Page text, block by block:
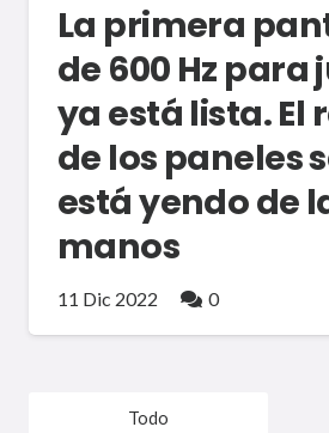
La primera
de 600 Hz para
ya está lista. El
de los paneles
está yendo de
manos
11 Dic 2022 0
Todo